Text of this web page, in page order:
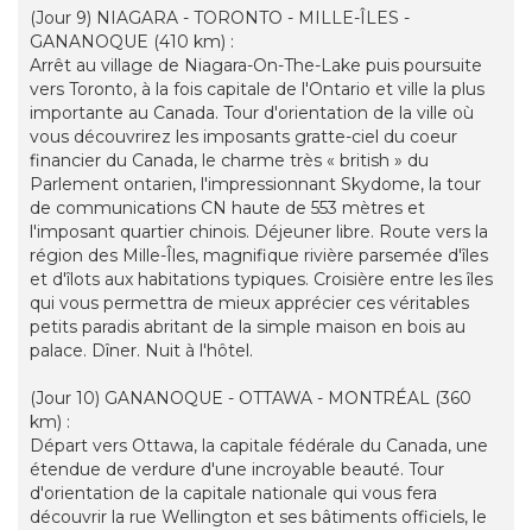
(Jour 9) NIAGARA - TORONTO - MILLE-ÎLES -
GANANOQUE (410 km) :
Arrêt au village de Niagara-On-The-Lake puis poursuite
vers Toronto, à la fois capitale de l'Ontario et ville la plus
importante au Canada. Tour d'orientation de la ville où
vous découvrirez les imposants gratte-ciel du coeur
financier du Canada, le charme très « british » du
Parlement ontarien, l'impressionnant Skydome, la tour
de communications CN haute de 553 mètres et
l'imposant quartier chinois. Déjeuner libre. Route vers la
région des Mille-Îles, magnifique rivière parsemée d'îles
et d'îlots aux habitations typiques. Croisière entre les îles
qui vous permettra de mieux apprécier ces véritables
petits paradis abritant de la simple maison en bois au
palace. Dîner. Nuit à l'hôtel.
(Jour 10) GANANOQUE - OTTAWA - MONTRÉAL (360
km) :
Départ vers Ottawa, la capitale fédérale du Canada, une
étendue de verdure d'une incroyable beauté. Tour
d'orientation de la capitale nationale qui vous fera
découvrir la rue Wellington et ses bâtiments officiels, le